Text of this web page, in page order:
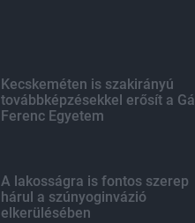
Kecskeméten is szakirányú
továbbképzésekkel erősít a Gál
Ferenc Egyetem
A lakosságra is fontos szerep
hárul a szúnyoginvázió
elkerülésében